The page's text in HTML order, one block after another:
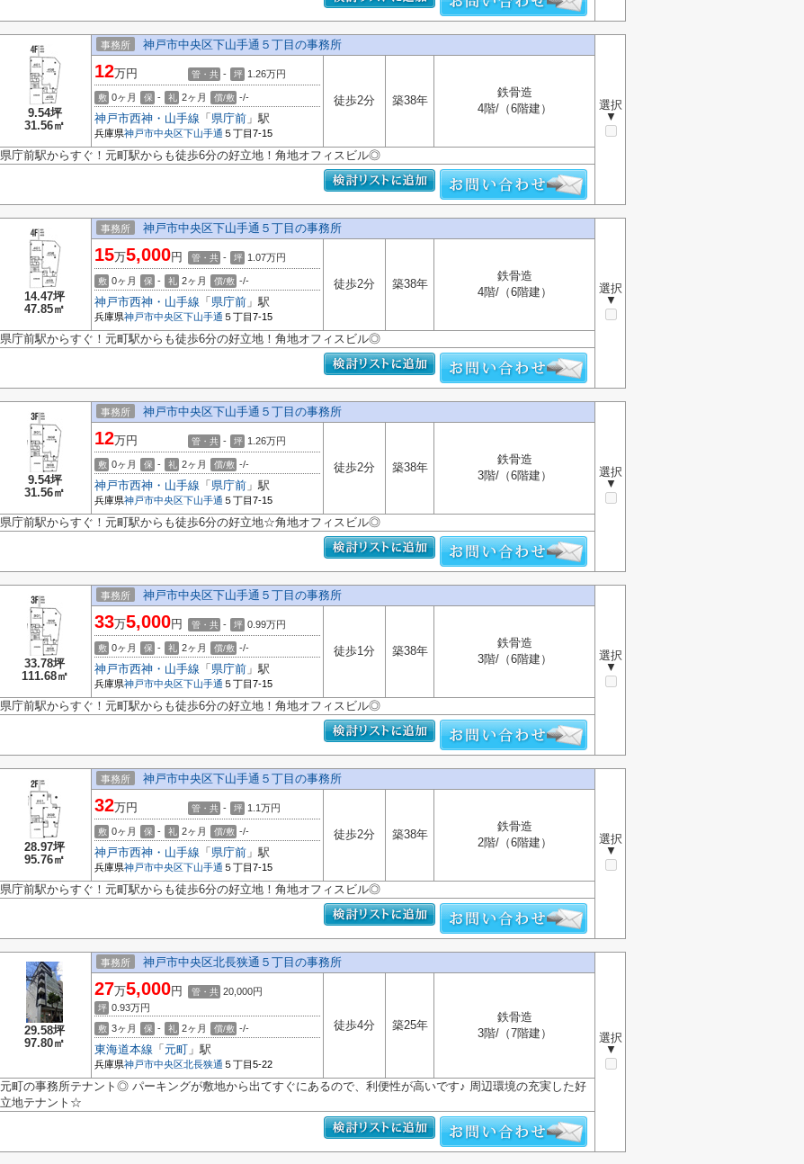
9.54坪
31.56㎡
事務所 神戸市中央区下山手通５丁目の事務所
選択
▼
12万円 管・共 - 坪 1.26万円
敷 0ヶ月 保 - 礼 2ヶ月 償/敷 -/-
神戸市西神・山手線 「 県庁前 」駅
兵庫県神戸市中央区下山手通 ５丁目7-15
徒歩2分 築38年
鉄骨造
4階/（6階建）
県庁前駅からすぐ！元町駅からも徒歩6分の好立地！角地オフィスビル◎
14.47坪
47.85㎡
事務所 神戸市中央区下山手通５丁目の事務所
選択
▼
15万5,000円 管・共 - 坪 1.07万円
敷 0ヶ月 保 - 礼 2ヶ月 償/敷 -/-
神戸市西神・山手線 「 県庁前 」駅
兵庫県神戸市中央区下山手通 ５丁目7-15
徒歩2分 築38年
鉄骨造
4階/（6階建）
県庁前駅からすぐ！元町駅からも徒歩6分の好立地！角地オフィスビル◎
9.54坪
31.56㎡
事務所 神戸市中央区下山手通５丁目の事務所
選択
▼
12万円 管・共 - 坪 1.26万円
敷 0ヶ月 保 - 礼 2ヶ月 償/敷 -/-
神戸市西神・山手線 「 県庁前 」駅
兵庫県神戸市中央区下山手通 ５丁目7-15
徒歩2分 築38年
鉄骨造
3階/（6階建）
県庁前駅からすぐ！元町駅からも徒歩6分の好立地☆角地オフィスビル◎
33.78坪
111.68㎡
事務所 神戸市中央区下山手通５丁目の事務所
選択
▼
33万5,000円 管・共 - 坪 0.99万円
敷 0ヶ月 保 - 礼 2ヶ月 償/敷 -/-
神戸市西神・山手線 「 県庁前 」駅
兵庫県神戸市中央区下山手通 ５丁目7-15
徒歩1分 築38年
鉄骨造
3階/（6階建）
県庁前駅からすぐ！元町駅からも徒歩6分の好立地！角地オフィスビル◎
28.97坪
95.76㎡
事務所 神戸市中央区下山手通５丁目の事務所
選択
▼
32万円 管・共 - 坪 1.1 万円
敷 0ヶ月 保 - 礼 2ヶ月 償/敷 -/-
神戸市西神・山手線 「 県庁前 」駅
兵庫県神戸市中央区下山手通 ５丁目7-15
徒歩2分 築38年
鉄骨造
2階/（6階建）
県庁前駅からすぐ！元町駅からも徒歩6分の好立地！角地オフィスビル◎
29.58坪
97.80㎡
事務所 神戸市中央区北長狭通５丁目の事務所
選択
▼
27万5,000円 管・共 20,000円
坪 0.93万円
敷 3ヶ月 保 - 礼 2ヶ月 償/敷 -/-
東海道本線 「 元町 」駅
兵庫県神戸市中央区北長狭通 ５丁目5-22
徒歩4分 築25年
鉄骨造
3階/（7階建）
元町の事務所テナント◎ パーキングが敷地から出てすぐにあるので、利便性が高いです♪ 周辺環境の充実した好
立地テナント☆